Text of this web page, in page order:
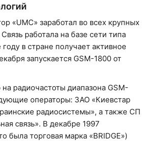
«UMC» заработал во всех крупных
работала на базе сети типа
в стране получает активное
запускается GSM-1800 от
радиочастоты диапазона GSM-
операторы: ЗАО «Киевстар
радиосистемы», а также СП
связь». В декабре 1997
была торговая марка «BRIDGE»)